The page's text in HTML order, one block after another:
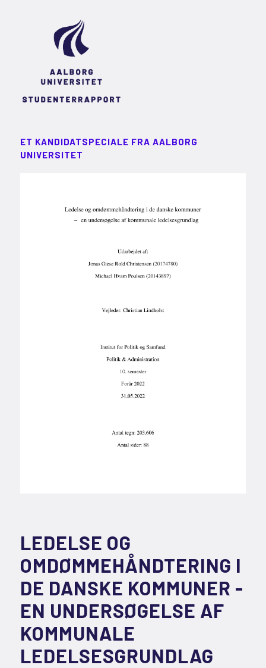
ET KANDIDATSPECIALE FRA AALBORG
UNIVERSITET
LEDELSE OG
OMDØMMEHÅNDTERING I
DE DANSKE KOMMUNER -
EN UNDERSØGELSE AF
KOMMUNALE
LEDELSESGRUNDLAG